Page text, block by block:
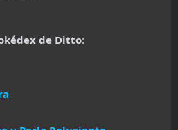
de Ditto: